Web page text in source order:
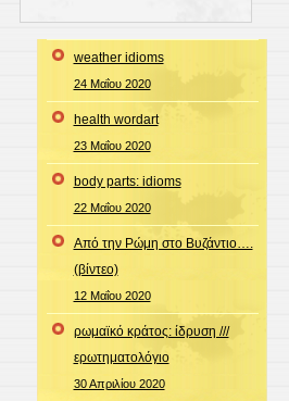
weather idioms
24 Μαΐου 2020
health wordart
23 Μαΐου 2020
body parts: idioms
22 Μαΐου 2020
Από την Ρώμη στο Βυζάντιο….
(βίντεο)
12 Μαΐου 2020
ρωμαϊκό κράτος: ίδρυση ///
ερωτηματολόγιο
30 Απριλίου 2020